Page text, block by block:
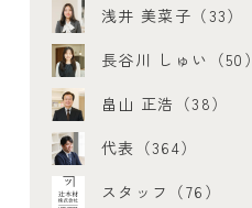
浅井 美菜子（33）
長谷川 しゅい（50）
畠山 正浩（38）
代表（364）
スタッフ（76）